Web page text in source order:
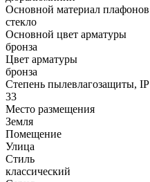
Основной материал плафонов
стекло
Основной цвет арматуры
бронза
Цвет арматуры
бронза
Степень пылевлагозащиты, IP
33
Место размещения
Земля
Помещение
Улица
Стиль
классический